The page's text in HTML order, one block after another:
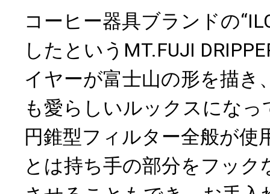
コーヒー器具ブランドの
したというMT.FUJI
イヤーが富士山の形を描き
も愛らしいルックスにな
円錐型フィルター全般が使
とは持ち手の部分をフック